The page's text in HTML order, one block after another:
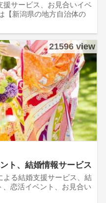
援サービス、お見合いイベ
【新潟県の地方自治体の
21596 view
ト、結婚情報サービス
よる結婚支援サービス、結
恋活イベント、お見合い